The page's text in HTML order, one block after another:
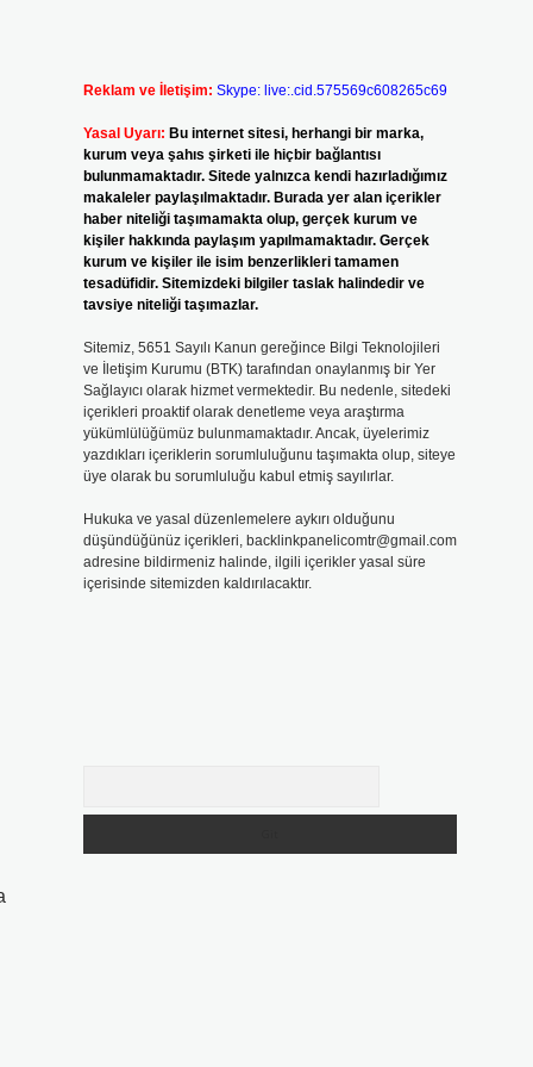
Reklam ve İletişim: Skype: live:.cid.575569c608265c69
Yasal Uyarı: Bu internet sitesi, herhangi bir marka,
kurum veya şahıs şirketi ile hiçbir bağlantısı
bulunmamaktadır. Sitede yalnızca kendi hazırladığımız
makaleler paylaşılmaktadır. Burada yer alan içerikler
haber niteliği taşımamakta olup, gerçek kurum ve
kişiler hakkında paylaşım yapılmamaktadır. Gerçek
kurum ve kişiler ile isim benzerlikleri tamamen
tesadüfidir. Sitemizdeki bilgiler taslak halindedir ve
tavsiye niteliği taşımazlar.
Sitemiz, 5651 Sayılı Kanun gereğince Bilgi Teknolojileri
ve İletişim Kurumu (BTK) tarafından onaylanmış bir Yer
Sağlayıcı olarak hizmet vermektedir. Bu nedenle, sitedeki
içerikleri proaktif olarak denetleme veya araştırma
yükümlülüğümüz bulunmamaktadır. Ancak, üyelerimiz
yazdıkları içeriklerin sorumluluğunu taşımakta olup, siteye
üye olarak bu sorumluluğu kabul etmiş sayılırlar.
Hukuka ve yasal düzenlemelere aykırı olduğunu
düşündüğünüz içerikleri, backlinkpanelicomtr@gmail.com
adresine bildirmeniz halinde, ilgili içerikler yasal süre
içerisinde sitemizden kaldırılacaktır.